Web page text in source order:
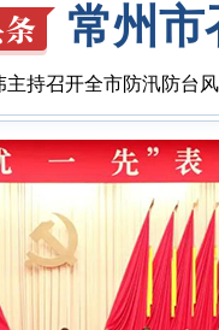
周
到市人民来访接待中心